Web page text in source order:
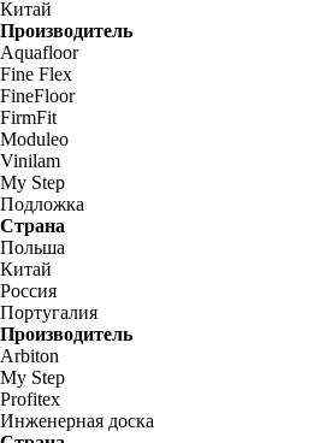
Китай
Производитель
Aquafloor
Fine Flex
FineFloor
FirmFit
Moduleo
Vinilam
My Step
Подложка
Страна
Польша
Китай
Россия
Португалия
Производитель
Arbiton
My Step
Profitex
Инженерная доска